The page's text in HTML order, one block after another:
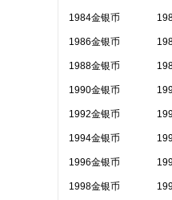
1984金银币
1986金银币
1988金银币
1990金银币
1992金银币
1994金银币
1996金银币
1998金银币